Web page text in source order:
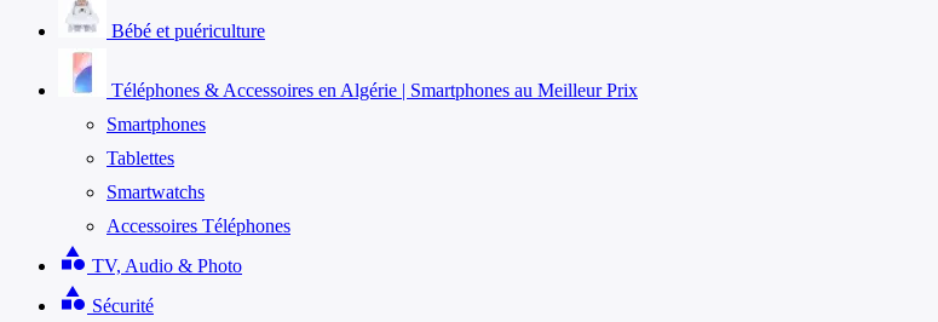
Bébé et puériculture
Téléphones & Accessoires en Algérie | Smartphones au Meilleur Prix
Smartphones
Tablettes
Smartwatchs
Accessoires Téléphones
category TV, Audio & Photo
category Sécurité